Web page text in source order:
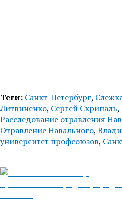
Теги: Санкт-Петербург,
Литвиненко, Сергей Скрипаль,
Расследование отравления
Отравление Навального,
университет профсоюзов,